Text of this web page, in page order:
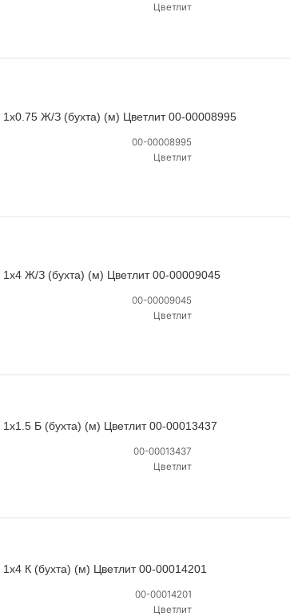
Цветлит
1х0.75 Ж/З (бухта) (м) Цветлит 00-00008995
00-00008995
Цветлит
1х4 Ж/З (бухта) (м) Цветлит 00-00009045
00-00009045
Цветлит
Б (бухта) (м) Цветлит 00-00013437
00-00013437
Цветлит
К (бухта) (м) Цветлит 00-00014201
00-00014201
Цветлит